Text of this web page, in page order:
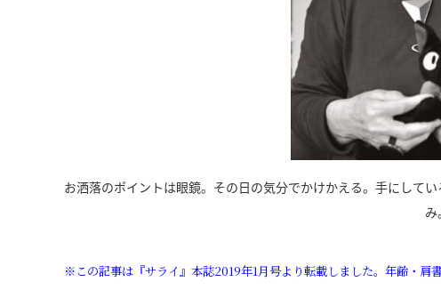
お洒落のポイントは眼鏡。その日の気分でかけかえる。手にして
み。
※この記事は『サライ』本誌2019年1月号より転載しました。年齢・